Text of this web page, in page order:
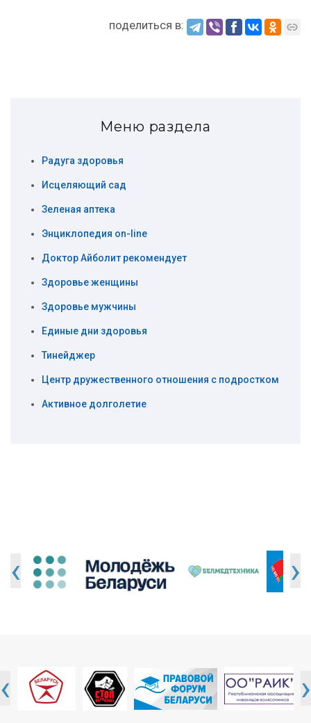
поделиться в:
Меню раздела
Радуга здоровья
Исцеляющий сад
Зеленая аптека
Энциклопедия on-line
Доктор Айболит рекомендует
Здоровье женщины
Здоровье мужчины
Единые дни здоровья
Тинейджер
Центр дружественного отношения с подростком
Активное долголетие
‹ ›
‹ ›